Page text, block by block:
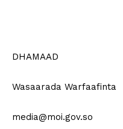
DHAMAAD
Wasaarada Warfaafinta
media@moi.gov.so